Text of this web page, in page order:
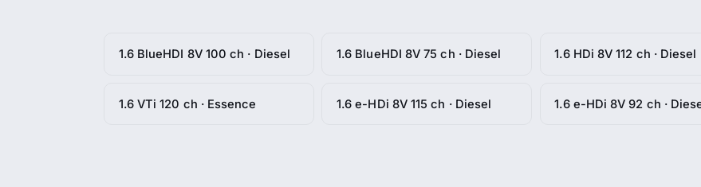
1.6 BlueHDI 8V 100 ch · Diesel 1.6 BlueHDI 8V 75 ch · Diesel 1.6 HDi 8V 112 ch · Diesel
1.6 VTi 120 ch · Essence 1.6 e-HDi 8V 115 ch · Diesel 1.6 e-HDi 8V 92 ch ·